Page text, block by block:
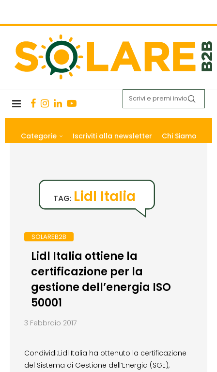
Categorie Iscriviti alla newsletter Chi Siamo
TAG: Lidl Italia
SOLAREB2B
Lidl Italia ottiene la
certificazione per la
gestione dell’energia ISO
50001
3 Febbraio 2017
Condividi:Lidl Italia ha ottenuto la certificazione
del Sistema di Gestione dell’Energia (SGE),